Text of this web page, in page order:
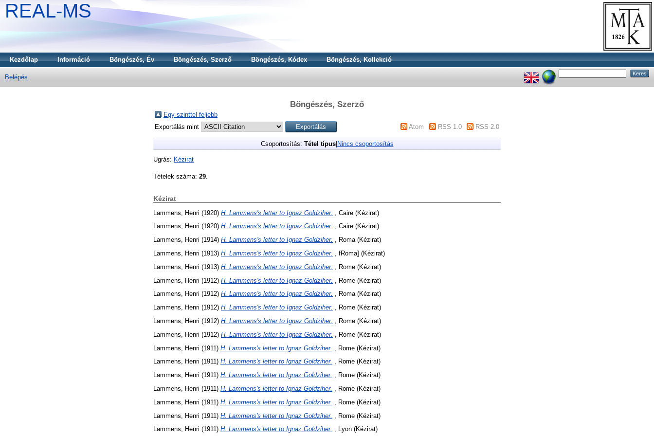
REAL-MS
Kezdőlap Információ Böngészés, Év Böngészés, Szerző Böngészés, Kódex Böngészés, Kollekció
Belépés
Böngészés, Szerző
Egy szinttel feljebb
Exportálás mint
Atom RSS 1.0 RSS 2.0
Csoportosítás: Tétel típus| Nincs csoportosítás
Ugrás: Kézirat
Tételek száma: 29
Kézirat
Lammens, Henri (1920) H. Lammens's letter to Ignaz Goldziher.
, Caire (Kézirat)
Lammens, Henri (1920) H. Lammens's letter to Ignaz Goldziher. , Caire (Kézirat)
Lammens, Henri (1914) H. Lammens's letter to Ignaz Goldziher. , Roma (Kézirat)
Lammens, Henri (1913) H. Lammens's letter to Ignaz Goldziher.
, fRoma] (Kézirat)
Lammens, Henri (1913) H. Lammens's letter to Ignaz Goldziher.
, Rome (Kézirat)
Lammens, Henri (1912) H. Lammens's letter to Ignaz Goldziher.
, Rome (Kézirat)
Lammens, Henri (1912) H. Lammens's letter to Ignaz Goldziher. , Roma (Kézirat)
Lammens, Henri (1912) H. Lammens's letter to Ignaz Goldziher. , Rome (Kézirat)
Lammens, Henri (1912) H. Lammens's letter to Ignaz Goldziher.
, Rome (Kézirat)
Lammens, Henri (1912) H. Lammens's letter to Ignaz Goldziher.
, Rome (Kézirat)
Lammens, Henri (1911) H. Lammens's letter to Ignaz Goldziher.
, Rome (Kézirat)
Lammens, Henri (1911) H. Lammens's letter to Ignaz Goldziher. , Rome (Kézirat)
Lammens, Henri (1911) H. Lammens's letter to Ignaz Goldziher. , Rome (Kézirat)
Lammens, Henri (1911) H. Lammens's letter to Ignaz Goldziher.
, Rome (Kézirat)
Lammens, Henri (1911) H. Lammens's letter to Ignaz Goldziher.
, Rome (Kézirat)
Lammens, Henri (1911) H. Lammens's letter to Ignaz Goldziher.
, Rome (Kézirat)
Lammens, Henri (1911) H. Lammens's letter to Ignaz Goldziher. , Lyon (Kézirat)